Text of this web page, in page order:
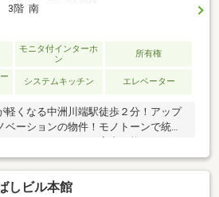
3階 南
モニタ付インターホ
ン
所有権
システムキッチン エレベーター
軽くなる中洲川端駅徒歩２分！アップ
ベーションの物件！モノトーンで統一
ください♪
しビル本館